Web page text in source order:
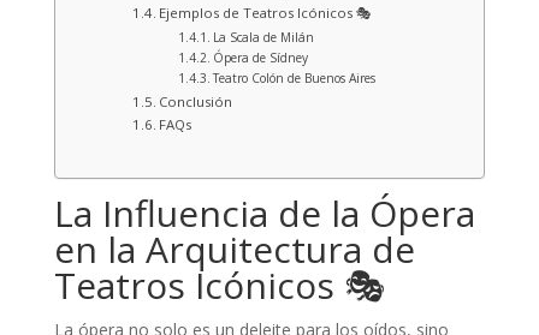
Ejemplos de Teatros Icónicos 🎭
La Scala de Milán
Ópera de Sídney
Teatro Colón de Buenos Aires
Conclusión
FAQs
La Influencia de la Ópera
en la Arquitectura de
Teatros Icónicos 🎭
La ópera no solo es un deleite para los oídos, sino